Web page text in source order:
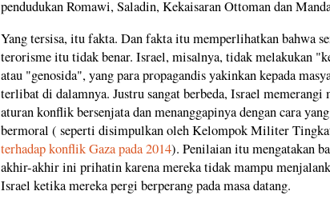
pendudukan Romawi, Saladin, Kekaisaran Ottoman dan
Yang tersisa, itu fakta. Dan fakta itu memperlihatkan bahwa
terorisme itu tidak benar. Israel, misalnya, tidak melakukan
atau "genosida", yang para propagandis yakinkan kepada
terlibat di dalamnya. Justru sangat berbeda, Israel memerangi
aturan konflik bersenjata dan menanggapinya dengan cara
bermoral ( seperti disimpulkan oleh Kelompok Militer
terhadap konflik Gaza pada 2014). Penilaian itu mengatakan
akhir-akhir ini prihatin karena mereka tidak mampu
Israel ketika mereka pergi berperang pada masa datang.